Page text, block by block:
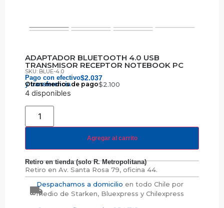
ADAPTADOR BLUETOOTH 4.0 USB
TRANSMISOR RECEPTOR NOTEBOOK PC
SKU: BLUE-4.0
Pago con efectivo
y transferencia
$2.037
Otros medios de pago$2.100
4 disponibles
Agregar al carrito
Retiro en tienda (solo R. Metropolitana)
Retiro en Av. Santa Rosa 79, oficina 44.
Despachamos a domicilio en todo Chile por
medio de Starken, Bluexpress y Chilexpress